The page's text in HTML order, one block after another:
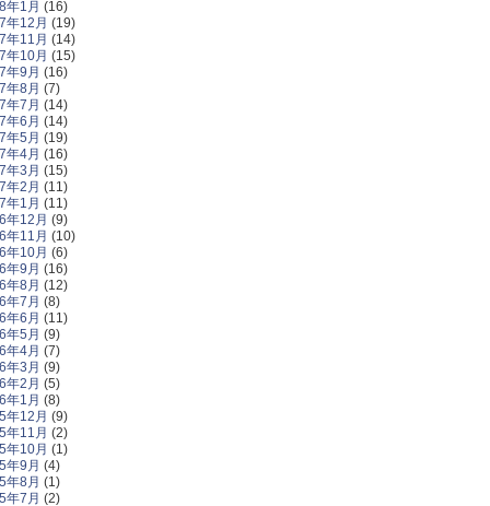
年1月 (16)
年12月 (19)
年11月 (14)
年10月 (15)
年9月 (16)
年8月 (7)
年7月 (14)
年6月 (14)
年5月 (19)
年4月 (16)
年3月 (15)
年2月 (11)
年1月 (11)
年12月 (9)
年11月 (10)
年10月 (6)
年9月 (16)
年8月 (12)
年7月 (8)
年6月 (11)
年5月 (9)
年4月 (7)
年3月 (9)
年2月 (5)
年1月 (8)
年12月 (9)
年11月 (2)
年10月 (1)
年9月 (4)
年8月 (1)
年7月 (2)